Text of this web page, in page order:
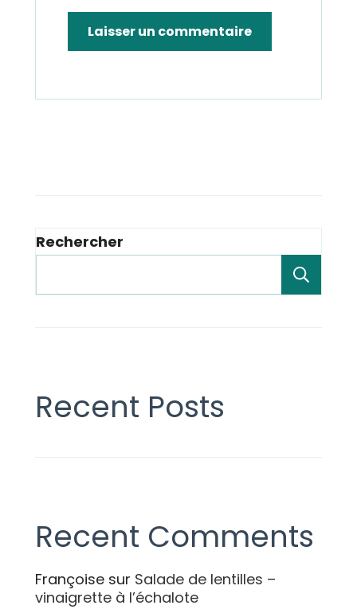
Rechercher
Recent Posts
Recent Comments
Françoise sur Salade de lentilles –
vinaigrette à l’échalote